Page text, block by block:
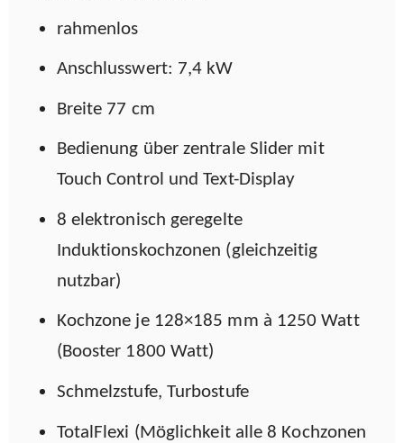
rahmenlos
Anschlusswert: 7,4 kW
Breite 77 cm
Bedienung über zentrale Slider mit
Touch Control und Text-Display
8 elektronisch geregelte
Induktionskochzonen (gleichzeitig
nutzbar)
Kochzone je 128×185 mm à 1250 Watt
(Booster 1800 Watt)
Schmelzstufe, Turbostufe
TotalFlexi (Möglichkeit alle 8 Kochzonen